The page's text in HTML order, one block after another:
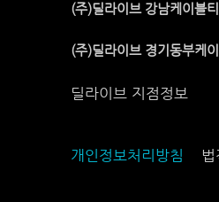
(주)딜라이브 강남케이블티
(주)딜라이브 경기동부케
딜라이브 지점정보
개인정보처리방침 법